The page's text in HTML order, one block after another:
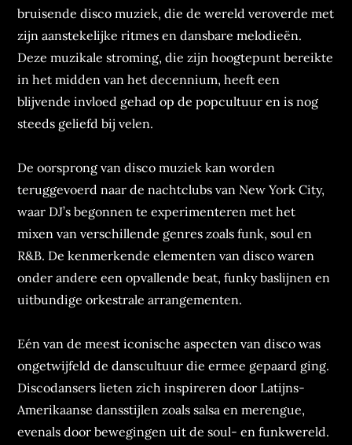
bruisende disco muziek, die de wereld veroverde met
zijn aanstekelijke ritmes en dansbare melodieën.
Deze muzikale stroming, die zijn hoogtepunt bereikte
in het midden van het decennium, heeft een
blijvende invloed gehad op de popcultuur en is nog
steeds geliefd bij velen.
De oorsprong van disco muziek kan worden
teruggevoerd naar de nachtclubs van New York City,
waar DJ’s begonnen te experimenteren met het
mixen van verschillende genres zoals funk, soul en
R&B. De kenmerkende elementen van disco waren
onder andere een opvallende beat, funky baslijnen en
uitbundige orkestrale arrangementen.
Eén van de meest iconische aspecten van disco was
ongetwijfeld de danscultuur die ermee gepaard ging.
Discodansers lieten zich inspireren door Latijns-
Amerikaanse dansstijlen zoals salsa en merengue,
evenals door bewegingen uit de soul- en funkwereld.